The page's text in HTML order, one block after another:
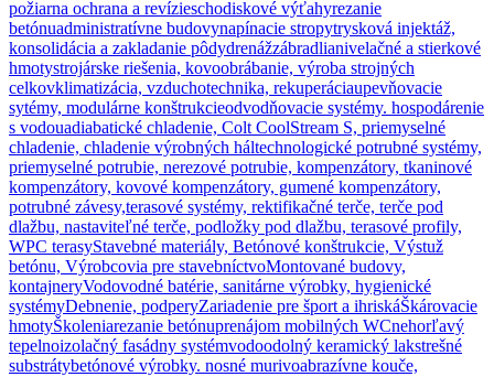
požiarna ochrana a revízieschodiskové výťahyrezanie
betónuadministratívne budovynapínacie stropytrysková injektáž,
konsolidácia a zakladanie pôdydrenážzábradlianivelačné a stierkové
hmotystrojárske riešenia, kovoobrábanie, výroba strojných
celkovklimatizácia, vzduchotechnika, rekuperáciaupevňovacie
sytémy, modulárne konštrukcieodvodňovacie systémy. hospodárenie
s vodouadiabatické chladenie, Colt CoolStream S, priemyselné
chladenie, chladenie výrobných háltechnologické potrubné systémy,
priemyselné potrubie, nerezové potrubie, kompenzátory, tkaninové
kompenzátory, kovové kompenzátory, gumené kompenzátory,
potrubné závesy,terasové systémy, rektifikačné terče, terče pod
dlažbu, nastaviteľné terče, podložky pod dlažbu, terasové profily,
WPC terasyStavebné materiály, Betónové konštrukcie, Výstuž
betónu, Výrobcovia pre stavebníctvoMontované budovy,
kontajneryVodovodné batérie, sanitárne výrobky, hygienické
systémyDebnenie, podperyZariadenie pre šport a ihriskáŠkárovacie
hmotyŠkoleniarezanie betónuprenájom mobilných WCnehorľavý
tepelnoizolačný fasádny systémvodoodolný keramický lakstrešné
substrátybetónové výrobky. nosné murivoabrazívne kouče,